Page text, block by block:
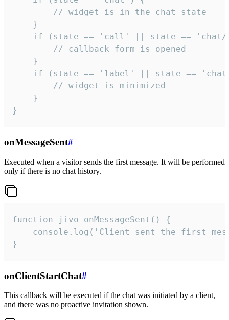
        // widget is in the chat state
    }
if (state == 'call' || state ==
        // callback form is opened
    }
if (state == 'label' || state ==
        // widget is minimized
    }
}
onMessageSent#
Executed when a visitor sends the first message. It will be performed
only if there is no chat history.
function jivo_onMessageSent() {
console.log('Client sent the first
}
onClientStartChat#
This callback will be executed if the chat was initiated by a client,
and there was no proactive invitation shown.